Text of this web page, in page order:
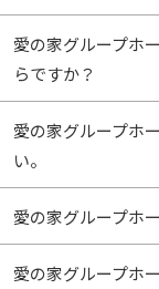
愛の家グループホ
らですか？
愛の家グループホ
い。
愛の家グループホ
愛の家グループホ